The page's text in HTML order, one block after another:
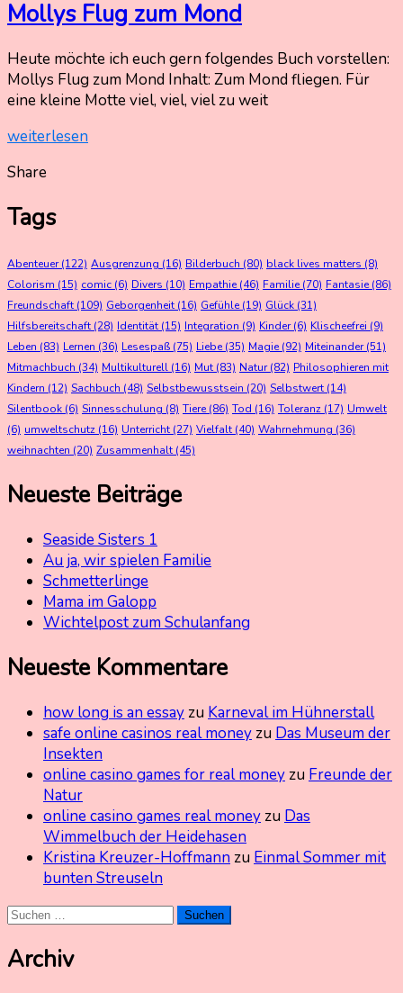
Mollys Flug zum Mond
14.
Juni
202129.
2022
Nadine
Kammer
Heute möchte ich euch gern folgendes Buch vorstellen:
Mollys Flug zum Mond Inhalt: Zum Mond fliegen. Für
eine kleine Motte viel, viel, viel zu weit
weiterlesen
Share
Tags
Abenteuer(122) Ausgrenzung (16) Bilderbuch (80) black lives matters (8)
Colorism (15) comic (6) Divers (10) Empathie(46) Familie(70) Fantasie(86)
Freundschaft (109) Geborgenheit (16) Gefühle(19) Glück (31)
Hilfsbereitschaft (28) Identität (15) Integration (9) Kinder(6) Klischeefrei (9)
Leben (83) Lernen (36) Lesespaß (75) Liebe(35) Magie(92) Miteinander(51)
Mitmachbuch (34) Multikulturell (16) Mut (83) Natur(82) Philosophieren mit
Kindern (12) Sachbuch (48) Selbstbewusstsein (20) Selbstwert (14)
Silentbook (6) Sinnesschulung (8) Tiere(86) Tod (16) Toleranz (17) Umwelt
(6) umweltschutz (16) Unterricht (27) Vielfalt (40) Wahrnehmung (36)
weihnachten (20) Zusammenhalt (45)
Neueste Beiträge
Seaside Sisters 1
Au ja, wir spielen Familie
Schmetterlinge
Mama im Galopp
Wichtelpost zum Schulanfang
Neueste Kommentare
how long is an essayzu Karneval im Hühnerstall
safe online casinos real moneyzu Das Museum der
Insekten
online casino games for real moneyzu Freunde der
Natur
online casino games real moneyzu Das
Wimmelbuch der Heidehasen
Kristina Kreuzer-Hoffmannzu Einmal Sommer mit
bunten Streuseln
Suchen
Archiv